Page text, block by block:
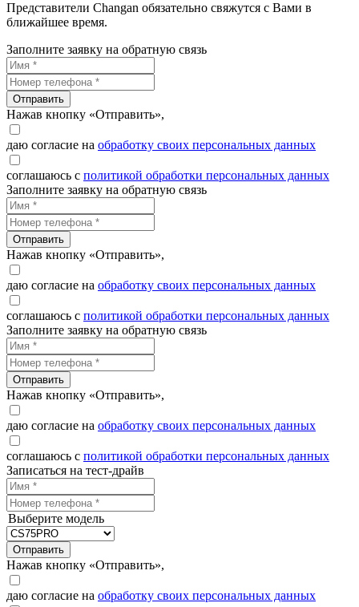
Представители Changan обязательно свяжутся с Вами в
ближайшее время.
Заполните заявку на обратную связь
Отправить
Нажав кнопку «Отправить»,
даю согласие на обработку своих персональных данных
соглашаюсь с политикой обработки персональных данных
Заполните заявку на обратную связь
Отправить
Нажав кнопку «Отправить»,
даю согласие на обработку своих персональных данных
соглашаюсь с политикой обработки персональных данных
Заполните заявку на обратную связь
Отправить
Нажав кнопку «Отправить»,
даю согласие на обработку своих персональных данных
соглашаюсь с политикой обработки персональных данных
Записаться на тест-драйв
Выберите модель
Отправить
Нажав кнопку «Отправить»,
даю согласие на обработку своих персональных данных